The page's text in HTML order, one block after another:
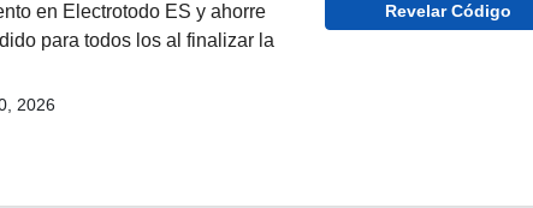
en Electrotodo ES y ahorre
para todos los al finalizar la
2026
Revelar Código